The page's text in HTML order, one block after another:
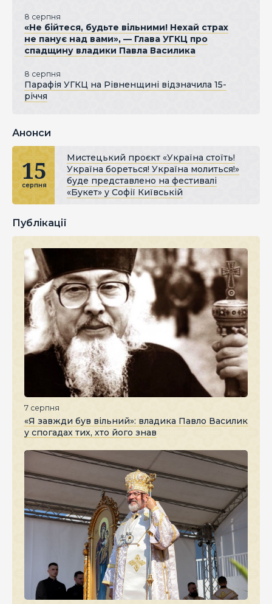
8 серпня
«Не бійтеся, будьте вільними! Нехай страх
не панує над вами», — Глава УГКЦ про
спадщину владики Павла Василика
8 серпня
Парафія УГКЦ на Рівненщині відзначила 15-
річчя
Анонси
15
серпня
Мистецький проєкт «Україна стоїть!
Україна бореться! Україна молиться!»
буде представлено на фестивалі
«Букет» у Софії Київській
Публікації
7 серпня
«Я завжди був вільний»: владика Павло Василик
у спогадах тих, хто його знав